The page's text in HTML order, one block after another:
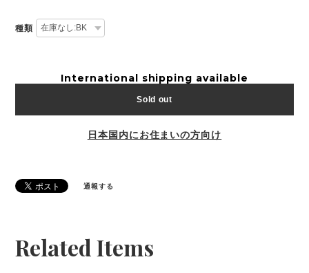
種類
International shipping available
Sold out
日本国内にお住まいの方向け
通報する
Related Items